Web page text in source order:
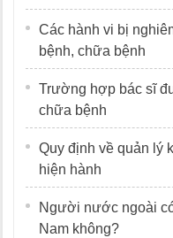
Các hành vi bị
bệnh, chữa bệnh
Trường hợp bác sĩ
chữa bệnh
Quy định về quản lý
hiện hành
Người nước ngoài
Nam không?